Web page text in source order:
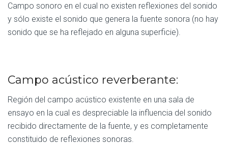
Campo sonoro en el cual no existen reflexiones del sonido
y sólo existe el sonido que genera la fuente sonora (no hay
sonido que se ha reflejado en alguna superficie).
Campo acústico reverberante:
Región del campo acústico existente en una sala de
ensayo en la cual es despreciable la influencia del sonido
recibido directamente de la fuente, y es completamente
constituido de reflexiones sonoras.